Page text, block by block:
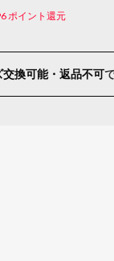
ポイント還元
交換可能・返品不可